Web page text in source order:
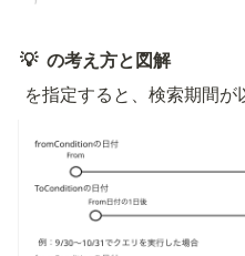
💡 の考え方と図解
を指定すると、検索期間が